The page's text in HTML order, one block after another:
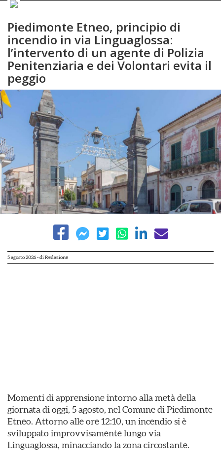
Piedimonte Etneo, principio di
incendio in via Linguaglossa:
l’intervento di un agente di Polizia
Penitenziaria e dei Volontari evita il
peggio
5 agosto 2026- di Redazione
Momenti di apprensione intorno alla metà della
giornata di oggi, 5 agosto, nel Comune di Piedimonte
Etneo. Attorno alle ore 12:10, un incendio si è
sviluppato improvvisamente lungo via
Linguaglossa, minacciando la zona circostante.